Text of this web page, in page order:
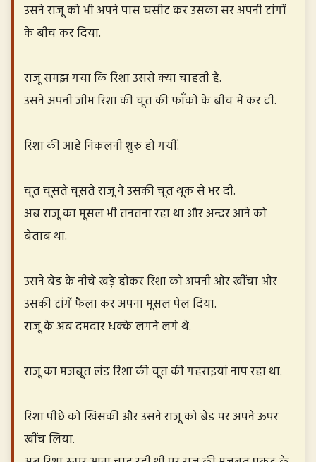
उसने राजू को भी अपने पास घसीट कर उसका सर अपनी टांगों
के बीच कर दिया.
राजू समझ गया कि रिशा उससे क्या चाहती है.
उसने अपनी जीभ रिशा की चूत की फाँकों के बीच में कर दी.
रिशा की आहें निकलनी शुरू हो गयीं.
चूत चूसते चूसते राजू ने उसकी चूत थूक से भर दी.
अब राजू का मूसल भी तनतना रहा था और अन्दर आने को
बेताब था.
उसने बेड के नीचे खड़े होकर रिशा को अपनी ओर खींचा और
उसकी टांगें फैला कर अपना मूसल पेल दिया.
राजू के अब दमदार धक्के लगने लगे थे.
राजू का मजबूत लंड रिशा की चूत की गहराइयां नाप रहा था.
रिशा पीछे को खिसकी और उसने राजू को बेड पर अपने ऊपर
खींच लिया.